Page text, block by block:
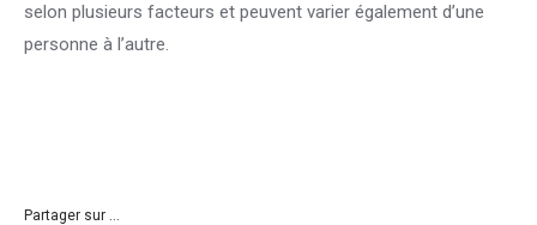
selon plusieurs facteurs et peuvent varier également d’une
personne à l’autre.
Partager sur ...